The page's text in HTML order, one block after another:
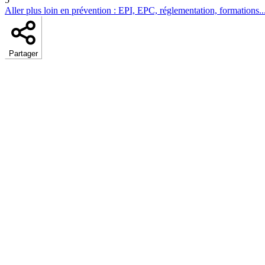
Aller plus loin en prévention : EPI, EPC, réglementation,
Partager